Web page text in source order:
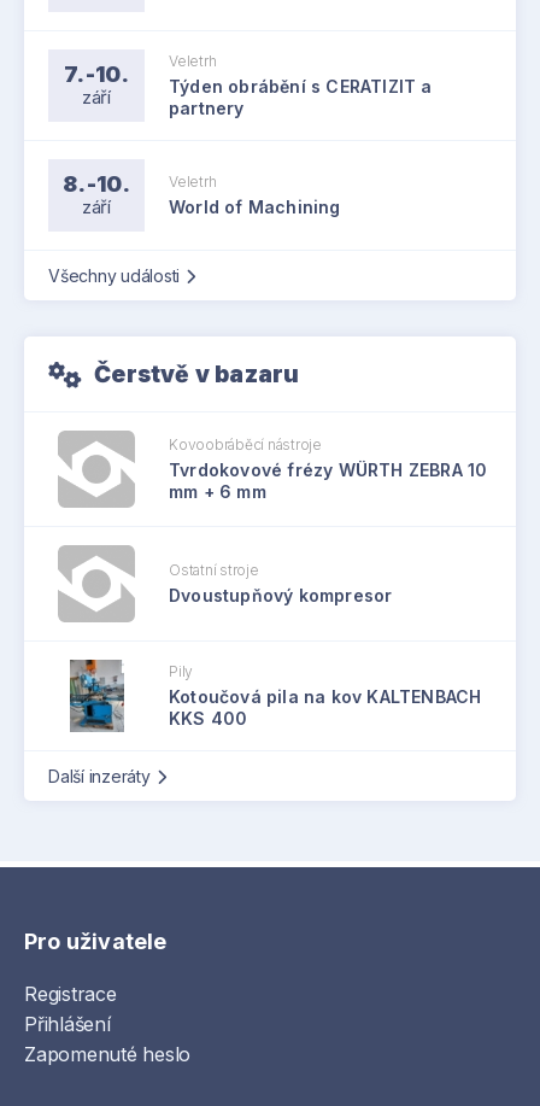
7.-10.
září
Veletrh
Týden obrábění s CERATIZIT a
partnery
8.-10.
září
Veletrh
World of Machining
Všechny události
Čerstvě v bazaru
Kovoobráběcí nástroje
Tvrdokovové frézy WÜRTH ZEBRA 10
mm + 6 mm
Ostatní stroje
Dvoustupňový kompresor
Pily
Kotoučová pila na kov KALTENBACH
KKS 400
Další inzeráty
Pro uživatele
Registrace
Přihlášení
Zapomenuté heslo